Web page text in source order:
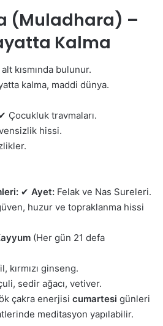
(Muladhara) –
Kalma
kısmında bulunur.
kalma, maddi dünya.
Çocukluk travmaları.
hissi.
✔ Ayet: Felak ve Nas Sureleri.
huzur ve topraklanma hissi
(Her gün 21 defa
kırmızı ginseng.
sedir ağacı, vetiver.
çakra enerjisi cumartesi günleri
meditasyon yapılabilir.